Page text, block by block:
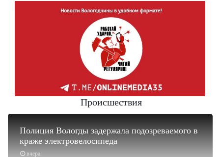
Происшествия
вчера
Полиция Вологды задержала подозреваемого в
краже электровелосипеда